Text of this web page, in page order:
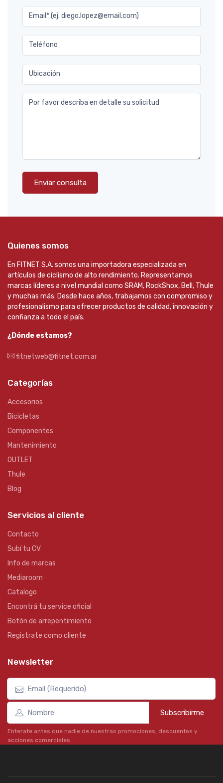
Email* (ej. diego.lopez@email.com)
Teléfono
Ubicación
Por favor describa en detalle su solicitud
Enviar consulta
Quienes somos
En FITNET S.A. somos una importadora especializada en
artículos de ciclismo de alto rendimiento. Representamos
marcas líderes a nivel mundial como SRAM, RockShox, Bell, Thule
y muchas más. Desde hace años, trabajamos con compromiso y
profesionalismo para ofrecer productos de calidad, innovación y
confianza a todo el país.
¿Dónde estamos?
fitnetweb@fitnet.com.ar
Categorías
Accesorios
Bicicletas
Componentes
Mantenimiento
OUTLET
Thule
Blog
Servicios al cliente
Contacto
Subí tu CV
Info de marcas
Mediaroom
Catalogo
Encontrá tu service oficial
Botón de arrepentimiento
Registrate como cliente
Newsletter
Subscribirme
Enterate antes que nadie de nuestras promociones, descuentos y
acciones comerciales.